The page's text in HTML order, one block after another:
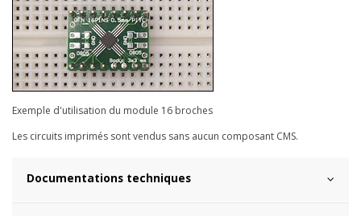
Exemple d'utilisation du module 16 broches
Les circuits imprimés sont vendus sans aucun composant CMS.
Documentations techniques